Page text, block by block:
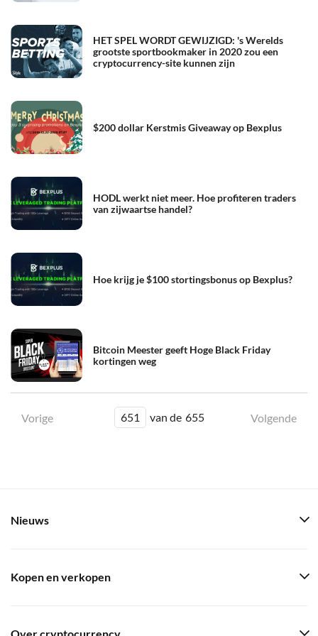
HET SPEL WORDT GEWIJZIGD: 's Werelds
grootste sportbookmaker in 2020 zou een
cryptocurrency-site kunnen zijn
$200 dollar Kerstmis Giveaway op Bexplus
HODL werkt niet meer. Hoe profiteren traders
van zijwaartse handel?
Hoe krijg je $100 stortingsbonus op Bexplus?
Bitcoin Meester geeft Hoge Black Friday
kortingen weg
Vorige 651 van de 655 Volgende
Nieuws
Kopen en verkopen